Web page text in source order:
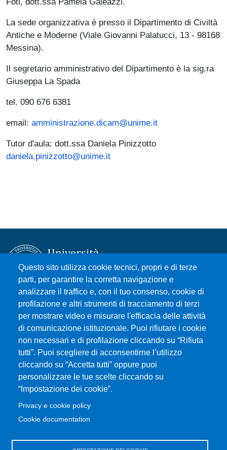
La sede organizzativa è presso il Dipartimento di Civiltà
Antiche e Moderne (Viale Giovanni Palatucci, 13 - 98168
Messina).
Il segretario amministrativo del Dipartimento è la sig.ra
Giuseppa La Spada
tel. 090 676 6381
email: amministrazione.dicam@unime.it
Tutor d'aula: dott.ssa Daniela Pinizzotto
daniela.pinizzotto@unime.it
Questo sito utilizza cookie tecnici, propri e di terze
parti, per garantire la corretta navigazione e
analizzare il traffico e, con il tuo consenso, cookie di
profilazione e altri strumenti di tracciamento di terzi
per mostrare video e misurare l'efficacia delle attività
di comunicazione istituzionale. Puoi rifiutare i cookie
non necessari e di profilazione cliccando su “Rifiuta
tutti”. Puoi scegliere di acconsentirne l’utilizzo
cliccando su “Accetta tutti” oppure puoi
personalizzare le tue scelte cliccando su
“Impostazione dei cookie”.
Privacy e cookie policy
Cookie documentation
Università degli Studi di Messina
Piazza Pugliatti, 1 - 98122 Messina
Cod. Fiscale 80004070837
P.IVA 00724160833
Centralino: 090 676 1
MENÙ SOCIAL
MENÙ FOOTER 1
Accessibilità
Privacy e cookie policy